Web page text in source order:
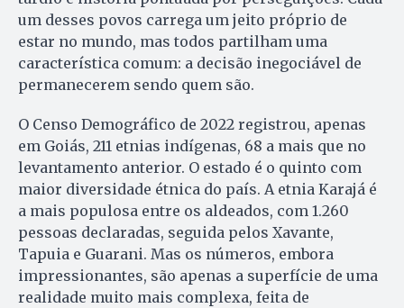
um desses povos carrega um jeito próprio de
estar no mundo, mas todos partilham uma
característica comum: a decisão inegociável de
permanecerem sendo quem são.
O Censo Demográfico de 2022 registrou, apenas
em Goiás, 211 etnias indígenas, 68 a mais que no
levantamento anterior. O estado é o quinto com
maior diversidade étnica do país. A etnia Karajá é
a mais populosa entre os aldeados, com 1.260
pessoas declaradas, seguida pelos Xavante,
Tapuia e Guarani. Mas os números, embora
impressionantes, são apenas a superfície de uma
realidade muito mais complexa, feita de